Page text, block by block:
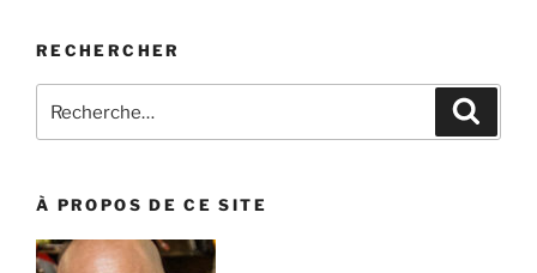
RECHERCHER
pour
À PROPOS DE CE SITE